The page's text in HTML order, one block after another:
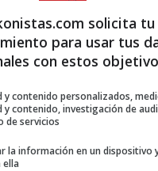
solicita tu
para usar tus
con estos
y contenido personalizados,
y contenido, investigación de
de servicios
la información en un dispositivo
ella